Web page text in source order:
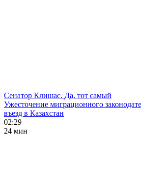
Сенатор Клишас. Да, тот самый
Ужесточение миграционного
въезд в Казахстан
02:29
24 мин